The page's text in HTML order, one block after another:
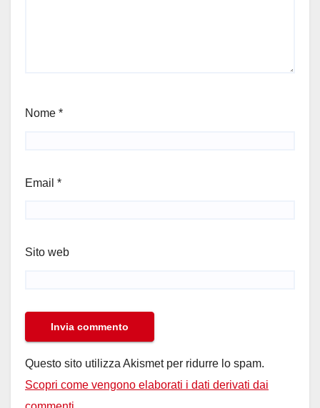
Nome *
Email *
Sito web
Questo sito utilizza Akismet per ridurre lo spam.
Scopri come vengono elaborati i dati derivati dai